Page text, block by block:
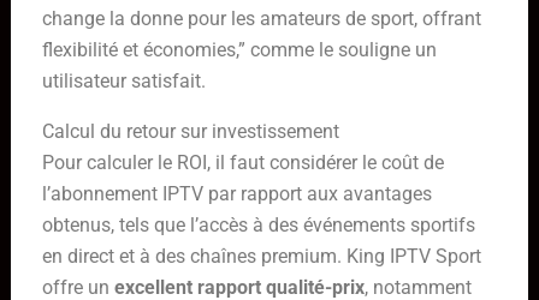
change la donne pour les amateurs de sport, offrant
flexibilité et économies,” comme le souligne un
utilisateur satisfait.
Calcul du retour sur investissement
Pour calculer le ROI, il faut considérer le coût de
l’abonnement IPTV par rapport aux avantages
obtenus, tels que l’accès à des événements sportifs
en direct et à des chaînes premium. King IPTV Sport
offre un excellent rapport qualité-prix, notamment